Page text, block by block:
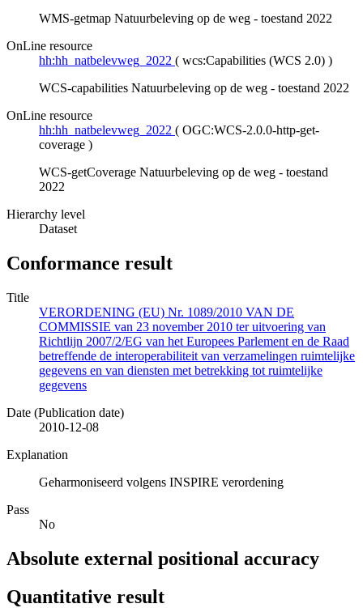
WMS-getmap Natuurbeleving op de weg - toestand 2022
OnLine resource
hh:hh_natbelevweg_2022 ( wcs:Capabilities (WCS 2.0) )
WCS-capabilities Natuurbeleving op de weg - toestand 2022
OnLine resource
hh:hh_natbelevweg_2022 ( OGC:WCS-2.0.0-http-get-
coverage )
WCS-getCoverage Natuurbeleving op de weg - toestand
2022
Hierarchy level
Dataset
Conformance result
Title
VERORDENING (EU) Nr. 1089/2010 VAN DE
COMMISSIE van 23 november 2010 ter uitvoering van
Richtlijn 2007/2/EG van het Europees Parlement en de Raad
betreffende de interoperabiliteit van verzamelingen ruimtelijke
gegevens en van diensten met betrekking tot ruimtelijke
gegevens
Date (Publication date)
2010-12-08
Explanation
Geharmoniseerd volgens INSPIRE verordening
Pass
No
Absolute external positional accuracy
Quantitative result